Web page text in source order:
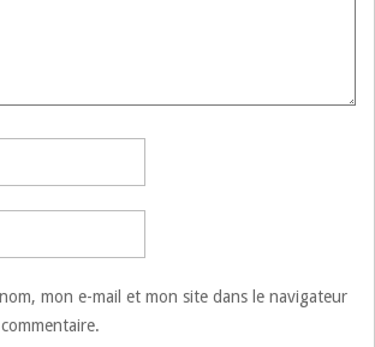
mon e-mail et mon site dans le navigateur